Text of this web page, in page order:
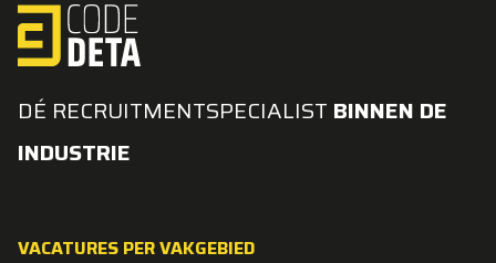
DÉ RECRUITMENTSPECIALIST BINNEN DE
INDUSTRIE
VACATURES PER VAKGEBIED